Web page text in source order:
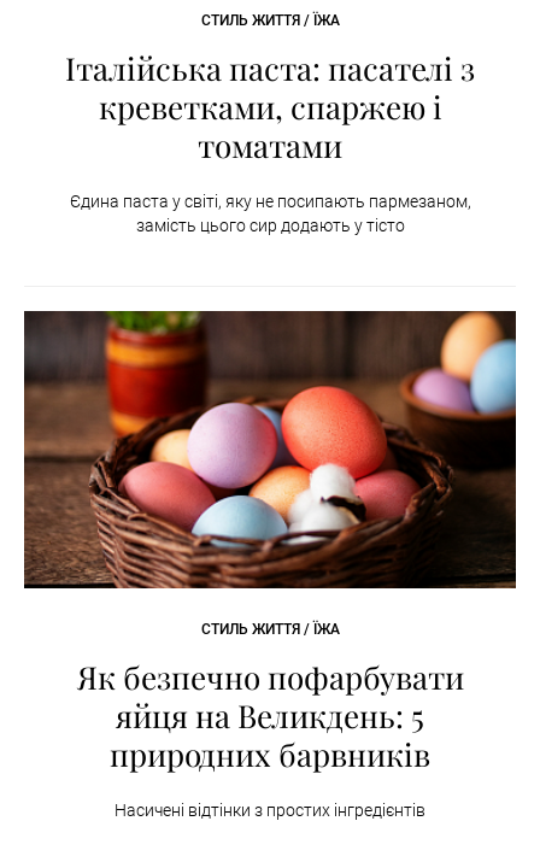
СТИЛЬ ЖИТТЯ / ЇЖА
Італійська паста: пасателі з
креветками, спаржею і
томатами
Єдина паста у світі, яку не посипають пармезаном,
замість цього сир додають у тісто
СТИЛЬ ЖИТТЯ / ЇЖА
Як безпечно пофарбувати
яйця на Великдень: 5
природних барвників
Насичені відтінки з простих інгредієнтів